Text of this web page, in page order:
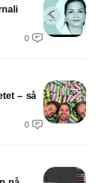
0
– så
0